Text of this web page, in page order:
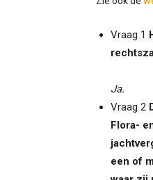
Vraag 1
Ja.
Vraag 2
Flora-
een of